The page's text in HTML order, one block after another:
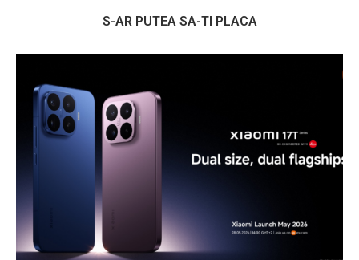
S-AR PUTEA SA-TI PLACA